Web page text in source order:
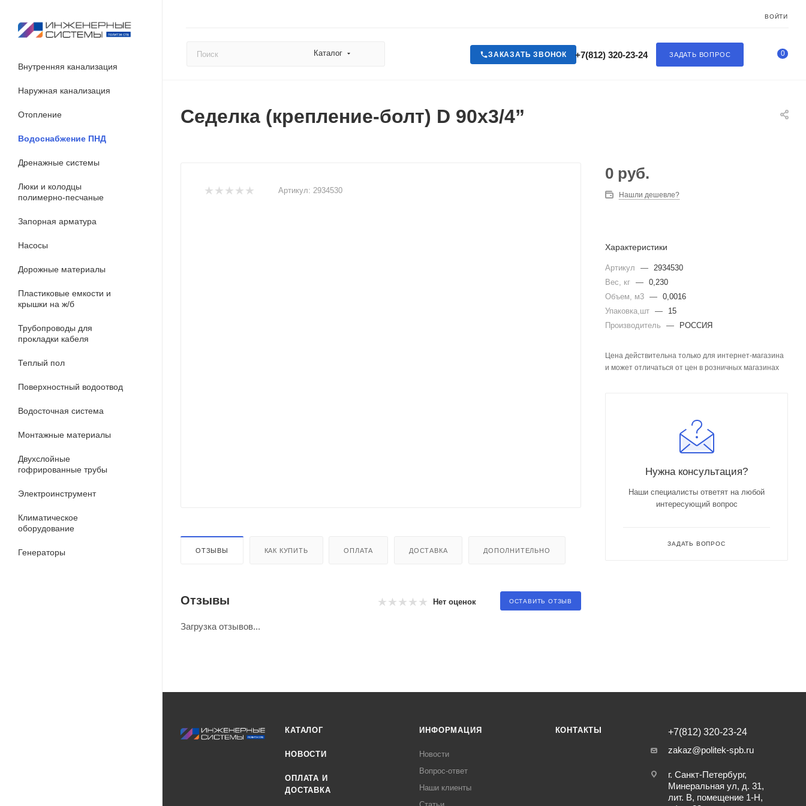
ВОЙТИ
Каталог ЗАДАТЬ ВОПРОС
+7(812) 320-23-24
ЗАКАЗАТЬ ЗВОНОК 0
Внутренняя канализация
Наружная канализация
Отопление
Водоснабжение ПНД
Дренажные системы
Люки и колодцы
полимерно-песчаные
Запорная арматура
Насосы
Дорожные материалы
Пластиковые емкости и
крышки на ж/б
Трубопроводы для
прокладки кабеля
Теплый пол
Поверхностный водоотвод
Водосточная система
Монтажные материалы
Двухслойные
гофрированные трубы
Электроинструмент
Климатическое
оборудование
Генераторы
Седелка (крепление-болт) D 90х3/4”
Артикул: 2934530
ОТЗЫВЫ КАК КУПИТЬ ОПЛАТА ДОСТАВКА ДОПОЛНИТЕЛЬНО
Отзывы Нет оценок ОСТАВИТЬ ОТЗЫВ
Загрузка отзывов...
0 руб.
Нашли дешевле?
Характеристики
Артикул — 2934530
Вес, кг — 0,230
Объем, м3 — 0,0016
Упаковка,шт —
15
Производитель
— РОССИЯ
Цена действительна только для интернет-магазина
и может отличаться от цен в розничных магазинах
Нужна консультация?
Наши специалисты ответят на любой
интересующий вопрос
ЗАДАТЬ ВОПРОС
КАТАЛОГ
НОВОСТИ
ОПЛАТА И
ДОСТАВКА
ИНФОРМАЦИЯ
Новости
Вопрос-ответ
Наши клиенты
КОНТАКТЫ
+7(812) 320-23-24
zakaz@politek-spb.ru
г. Санкт-Петербург,
Минеральная ул, д. 31,
лит. В, помещение 1-Н,